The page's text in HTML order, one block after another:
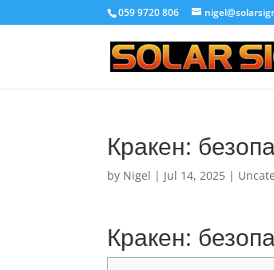
059 9720 806
Кракен:
by Nigel | Jul 14, 2025 |
Кракен: